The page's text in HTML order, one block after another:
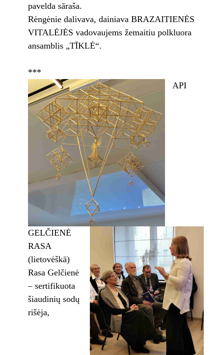
pavelda sāraša.
Rėngėnie dalivava, dainiava BRAZAITIENĖS
VITALĖJĖS vadovaujems žemaitiu polkluora
ansamblis „TĪKLĖ“.
***
API
GELČIENĖ
RASA
(lietovėškā)
Rasa Gelčienė
– sertifikuota
šiaudinių sodų
rišėja,